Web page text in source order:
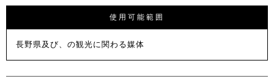
使用可能範囲
長野県及び、の観光に関わる媒体